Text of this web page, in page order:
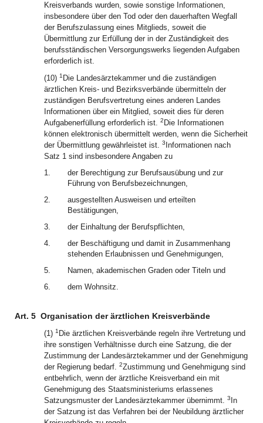
Kreisverbands wurden, sowie sonstige Informationen,
insbesondere über den Tod oder den dauerhaften Wegfall
der Berufszulassung eines Mitglieds, soweit die
Übermittlung zur Erfüllung der in der Zuständigkeit des
berufsständischen Versorgungswerks liegenden Aufgaben
erforderlich ist.
(10) 1 Die Landesärztekammer und die zuständigen
ärztlichen Kreis- und Bezirksverbände übermitteln der
zuständigen Berufsvertretung eines anderen Landes
Informationen über ein Mitglied, soweit dies für deren
Aufgabenerfüllung erforderlich ist. 2 Die Informationen
können elektronisch übermittelt werden, wenn die Sicherheit
der Übermittlung gewährleistet ist. 3 Informationen nach
Satz 1 sind insbesondere Angaben zu
1.
der Berechtigung zur Berufsausübung und zur
Führung von Berufsbezeichnungen,
2.
ausgestellten Ausweisen und erteilten
Bestätigungen,
3.
der Einhaltung der Berufspflichten,
4.
der Beschäftigung und damit in Zusammenhang
stehenden Erlaubnissen und Genehmigungen,
5.
Namen, akademischen Graden oder Titeln und
6.
dem Wohnsitz.
Art. 5 Organisation der ärztlichen Kreisverbände
(1) 1 Die ärztlichen Kreisverbände regeln ihre Vertretung und
ihre sonstigen Verhältnisse durch eine Satzung, die der
Zustimmung der Landesärztekammer und der Genehmigung
der Regierung bedarf. 2Zustimmung und Genehmigung sind
entbehrlich, wenn der ärztliche Kreisverband ein mit
Genehmigung des Staatsministeriums erlassenes
Satzungsmuster der Landesärztekammer übernimmt. 3 In
der Satzung ist das Verfahren bei der Neubildung ärztlicher